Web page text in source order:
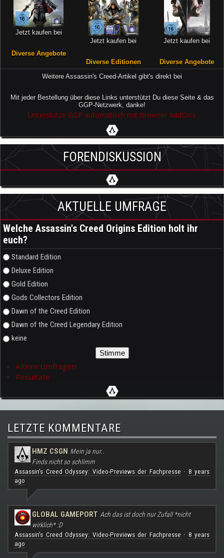
Jetzt kaufen bei
Diverse Angebote
Jetzt kaufen bei
Diverse Editionen
Jetzt kaufen bei
Diverse Angebote
Weitere Assassin's Creed-Artikel gibt's direkt bei
Mit jeder Bestellung über diese Links unterstützt Du diese Seite & das
GGP-Netzwerk, danke!
Unterstütze GGP automatisch mit Browser AddOn's
FORENDISKUSSION
AKTUELLE UMFRAGE
Welche Assassin's Creed Origins Edition holt ihr
euch?
Auswahlmöglichkeiten
Standard Edition
Deluxe Edition
Gold Edition
Gods Collectors Edition
Dawn of the Creed Edition
Dawn of the Creed Legendary Edition
keine
Ältere Umfragen
Resultate
LETZTE KOMMENTARE
HMZ CSGN Mein ja nur..
Finds nicht so schlimm
Assassin's Creed Odyssey: Video-Previews der Fachpresse· 8 years
ago
GLOBAL GAMEPORT Ach das ist doch nur Zufall *nicht
wirklich* :D
Assassin's Creed Odyssey: Video-Previews der Fachpresse· 8 years
ago